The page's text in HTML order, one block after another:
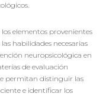
elementos provenientes
habilidades necesarias
neuropsicológica en
de evaluación
permitan distinguir las
e identificar los